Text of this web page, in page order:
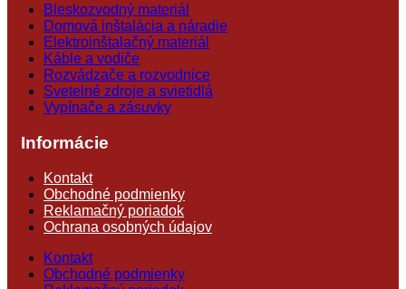
Bleskozvodný materiál
Domová inštalácia a náradie
Elektroinštalačný materiál
Káble a vodiče
Rozvádzače a rozvodnice
Svetelné zdroje a svietidlá
Vypínače a zásuvky
Informácie
Kontakt
Obchodné podmienky
Reklamačný poriadok
Ochrana osobných údajov
Kontakt
Obchodné podmienky